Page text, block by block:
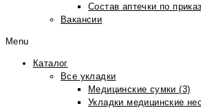
Состав аптечки по
Вакансии
Menu
Каталог
Все укладки
Медицинские сумки (3)
Укладки медицинские